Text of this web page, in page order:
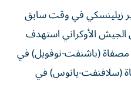
زيلينسكي في وقت سابق
الجيش الأوكراني ​استهدف
(باشنفت-نوفويل) في
(سلافنفت-يانوس) في